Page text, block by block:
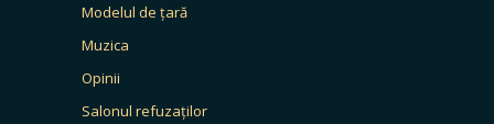
Modelul de țară
Muzica
Opinii
Salonul refuzaților